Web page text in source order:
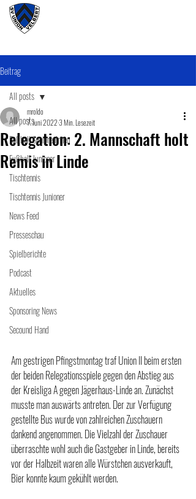
Beitrag
All posts
Fußball SeniorenInnen
Fußball Junioner
Tischtennis
Tischtennis Junioner
News Feed
Presseschau
Spielberichte
Podcast
Aktuelles
Sponsoring News
Secound Hand
All posts
Relegation: 2. Mannschaft holt
Remis in Linde
mroldo
7. Juni 20223 Min. Lesezeit
Am gestrigen Pfingstmontag traf Union II beim ersten
der beiden Relegationsspiele gegen den Abstieg aus
der Kreisliga A gegen Jägerhaus-Linde an. Zunächst
musste man auswärts antreten. Der zur Verfügung
gestellte Bus wurde von zahlreichen Zuschauern
dankend angenommen. Die Vielzahl der Zuschauer
überraschte wohl auch die Gastgeber in Linde, bereits
vor der Halbzeit waren alle Würstchen ausverkauft,
Bier konnte kaum gekühlt werden.